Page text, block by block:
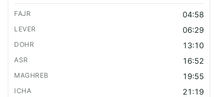
04:58
06:29
13:10
16:52
19:55
21:19